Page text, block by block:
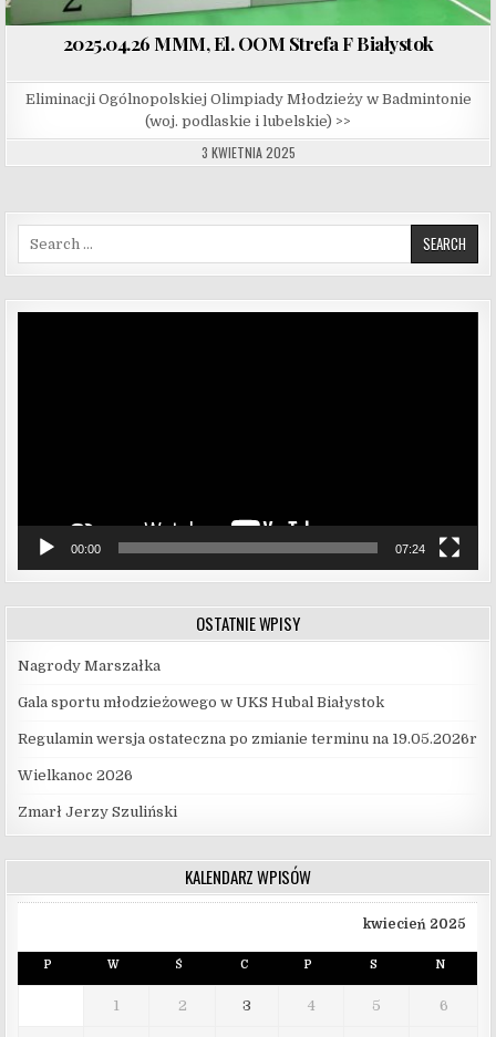
2025.04.26 MMM, El. OOM Strefa F Białystok
Eliminacji Ogólnopolskiej Olimpiady Młodzieży w Badmintonie
(woj. podlaskie i lubelskie) >>
3 KWIETNIA 2025
00:00 07:24
OSTATNIE WPISY
Nagrody Marszałka
Gala sportu młodzieżowego w UKS Hubal Białystok
Regulamin wersja ostateczna po zmianie terminu na 19.05.2026r
Wielkanoc 2026
Zmarł Jerzy Szuliński
KALENDARZ WPISÓW
kwiecień 2025
P W Ś C P S N
1 2 3 4 5 6